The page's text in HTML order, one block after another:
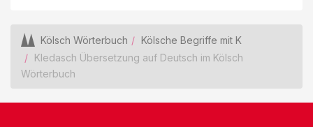
Kölsch Wörterbuch
Kölsche Begriffe mit K
Kledasch Übersetzung auf Deutsch im Kölsch
Wörterbuch